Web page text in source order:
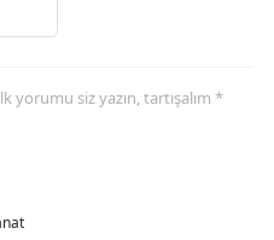
yorumu siz yazın, tartışalım *